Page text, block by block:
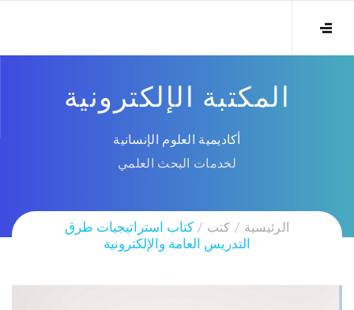
المكتبة الإلكترونية
أكاديمية العلوم الإنسانية
لخدمات البحث العلمي
الرئيسية كتب
كتاب استراتيجيات طرق
التدريس العامة والإلكترونية